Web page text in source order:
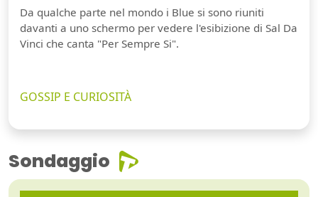
Da qualche parte nel mondo i Blue si sono riuniti
davanti a uno schermo per vedere l'esibizione di Sal Da
Vinci che canta "Per Sempre Si".
GOSSIP E CURIOSITÀ
Sondaggio